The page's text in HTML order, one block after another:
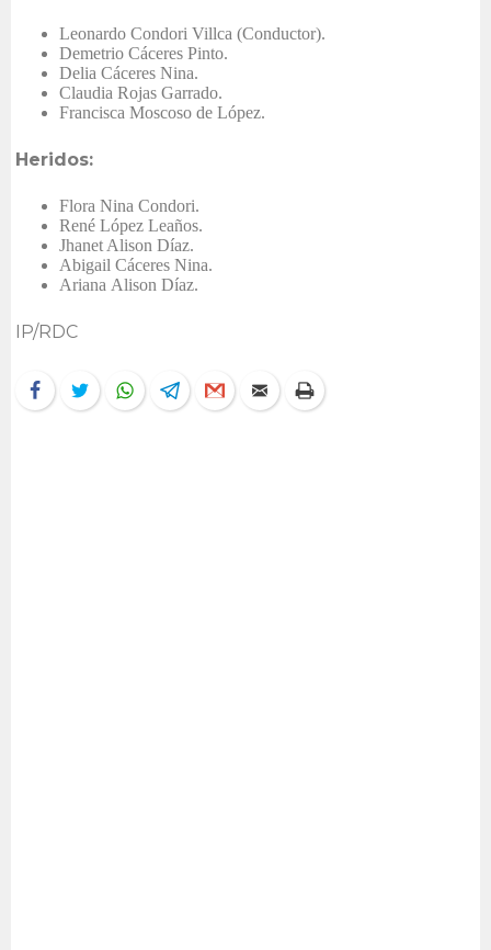
Leonardo Condori Villca (Conductor).
Demetrio Cáceres Pinto.
Delia Cáceres Nina.
Claudia Rojas Garrado.
Francisca Moscoso de López.
Heridos:
Flora Nina Condori.
René López Leaños.
Jhanet Alison Díaz.
Abigail Cáceres Nina.
Ariana Alison Díaz.
IP/RDC